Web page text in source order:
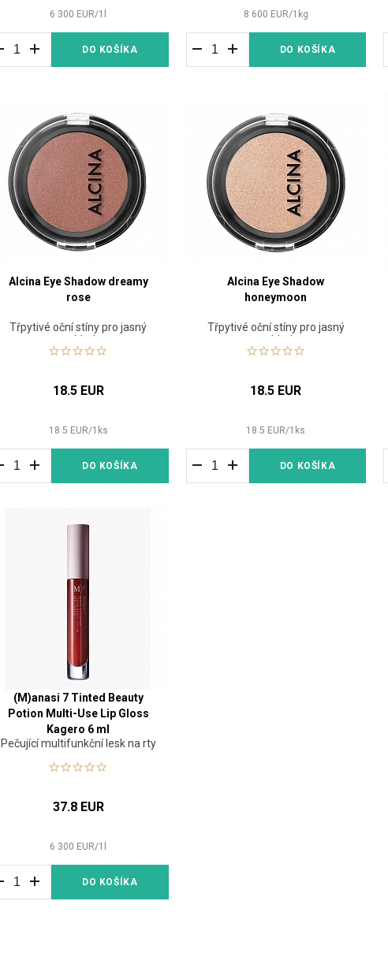
6 300 EUR/1
DO KOŠÍKA
8 600 EUR/1 kg
DO KOŠÍKA
Alcina Eye Shadow dreamy
rose
Třpytivé oční stíny pro jasný
pohled
18.5 EUR
18.5 EUR/1 ks
DO KOŠÍKA
Alcina Eye Shadow
honeymoon
Třpytivé oční stíny pro jasný
pohled
18.5 EUR
18.5 EUR/1 ks
DO KOŠÍKA
(M)anasi 7 Tinted Beauty
Potion Multi-Use Lip Gloss
Kagero 6 ml
Pečující multifunkční lesk na rty
37.8 EUR
6 300 EUR/1
DO KOŠÍKA